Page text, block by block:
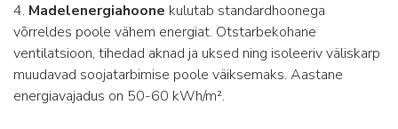
4. Madelenergiahoone kulutab standardhoonega
võrreldes poole vähem energiat. Otstarbekohane
ventilatsioon, tihedad aknad ja uksed ning isoleeriv väliskarp
muudavad soojatarbimise poole väiksemaks. Aastane
energiavajadus on 50-60 kWh/m².